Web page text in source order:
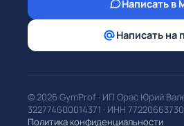
Написать в
Написать на
© 2026 GymProf · ИП Орас Юрий
322774600014371 · ИНН
Политика конфиденциальности